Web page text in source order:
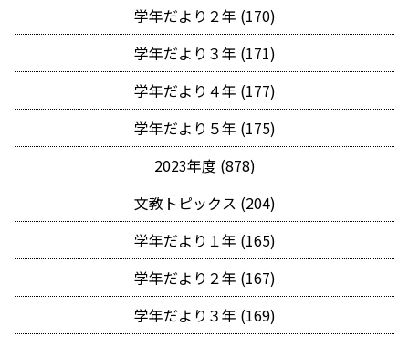
学年だより２年 (170)
学年だより３年 (171)
学年だより４年 (177)
学年だより５年 (175)
2023年度 (878)
文教トピックス (204)
学年だより１年 (165)
学年だより２年 (167)
学年だより３年 (169)